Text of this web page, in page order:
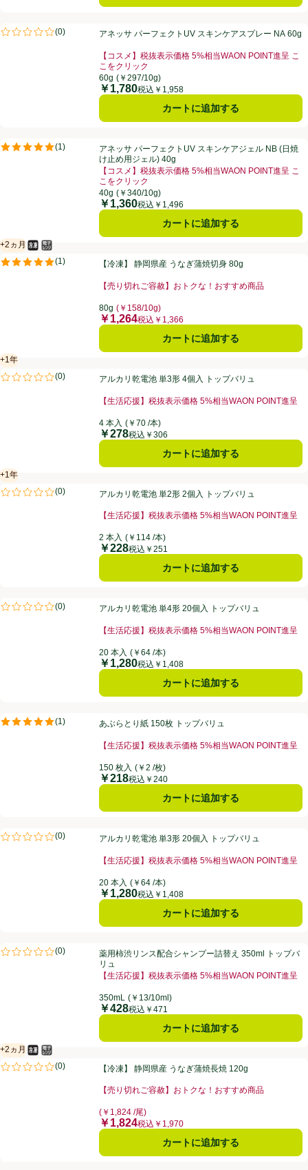
アネッサ パーフェクトUV スキンケアスプレー NA 60g
(0)
評価は0件のレビューで5点中0.0点。アネッサ パーフェクトUV スキンケアスプレー NA 60g
【コスメ】税抜表示価格 5%相当WAON POINT進呈 こ
こをクリック
60g (￥297/10g)
価格
￥1,780税込￥1,958
カートに追加する
アネッサ パーフェクトUV スキンケアジェル NB (日焼け止め用ジェル)
(1 )
評価は1件のレビューで5点中5.0点。アネッサ パーフェクトUV スキンケアジェル NB (日焼
け止め用ジェル) 40g
【コスメ】税抜表示価格 5%相当WAON POINT進呈 こ
こをクリック
40g (￥340/10g)
価格
￥1,360税込￥1,496
カートに追加する
【冷凍】 静岡県産 うなぎ蒲焼切身 80g
+2ヵ月
賞味・消費期限保証：2ヵ月
冷凍食品
電子レンジ使用可
(1)
評価は1件のレビューで5点中5.0点。【冷凍】 静岡県産 うなぎ蒲焼切身 80g
【売り切れご容赦】おトクな！おすすめ商品
80g (￥158/10g)
価格
￥1,264税込￥1,366
カートに追加する
アルカリ乾電池 単3形 4個入 トップバリュ
+1年
賞味・消費期限保証：１年
(0)
評価は0件のレビューで5点中0.0点。アルカリ乾電池 単3形 4個入 トップバリュ
【生活応援】税抜表示価格 5%相当WAON POINT進呈
4 本入 (￥70 /本)
価格
￥278税込￥306
カートに追加する
アルカリ乾電池 単2形 2個入 トップバリュ
+1年
賞味・消費期限保証：１年
(0)
評価は0件のレビューで5点中0.0点。アルカリ乾電池 単2形 2個入 トップバリュ
【生活応援】税抜表示価格 5%相当WAON POINT進呈
2 本入 (￥114 /本)
価格
￥228税込￥251
カートに追加する
アルカリ乾電池 単4形 20個入 トップバリュ
(0)
評価は0件のレビューで5点中0.0点。アルカリ乾電池 単4形 20個入 トップバリュ
【生活応援】税抜表示価格 5%相当WAON POINT進呈
20 本入 (￥64 /本)
価格
￥1,280税込￥1,408
カートに追加する
あぶらとり紙 150枚 トップバリュ
(1 )
評価は1件のレビューで5点中5.0点。あぶらとり紙 150枚 トップバリュ
【生活応援】税抜表示価格 5%相当WAON POINT進呈
150 枚入 (￥2 /枚)
価格
￥218税込￥240
カートに追加する
アルカリ乾電池 単3形 20個入 トップバリュ
(0)
評価は0件のレビューで5点中0.0点。アルカリ乾電池 単3形 20個入 トップバリュ
【生活応援】税抜表示価格 5%相当WAON POINT進呈
20 本入 (￥64 /本)
価格
￥1,280税込￥1,408
カートに追加する
薬用柿渋リンス配合シャンプー詰替え 350ml トップバリュ
(0)
評価は0件のレビューで5点中0.0点。薬用柿渋リンス配合シャンプー詰替え 350ml トップバ
リュ
【生活応援】税抜表示価格 5%相当WAON POINT進呈
350mL (￥13/10ml)
価格
￥428税込￥471
カートに追加する
【冷凍】 静岡県産 うなぎ蒲焼長焼 120g
+2ヵ月
賞味・消費期限保証：2ヵ月
冷凍食品
電子レンジ使用可
(0)
評価は0件のレビューで5点中0.0点。【冷凍】 静岡県産 うなぎ蒲焼長焼 120g
【売り切れご容赦】おトクな！おすすめ商品
(￥1,824 /尾)
価格
￥1,824税込￥1,970
カートに追加する